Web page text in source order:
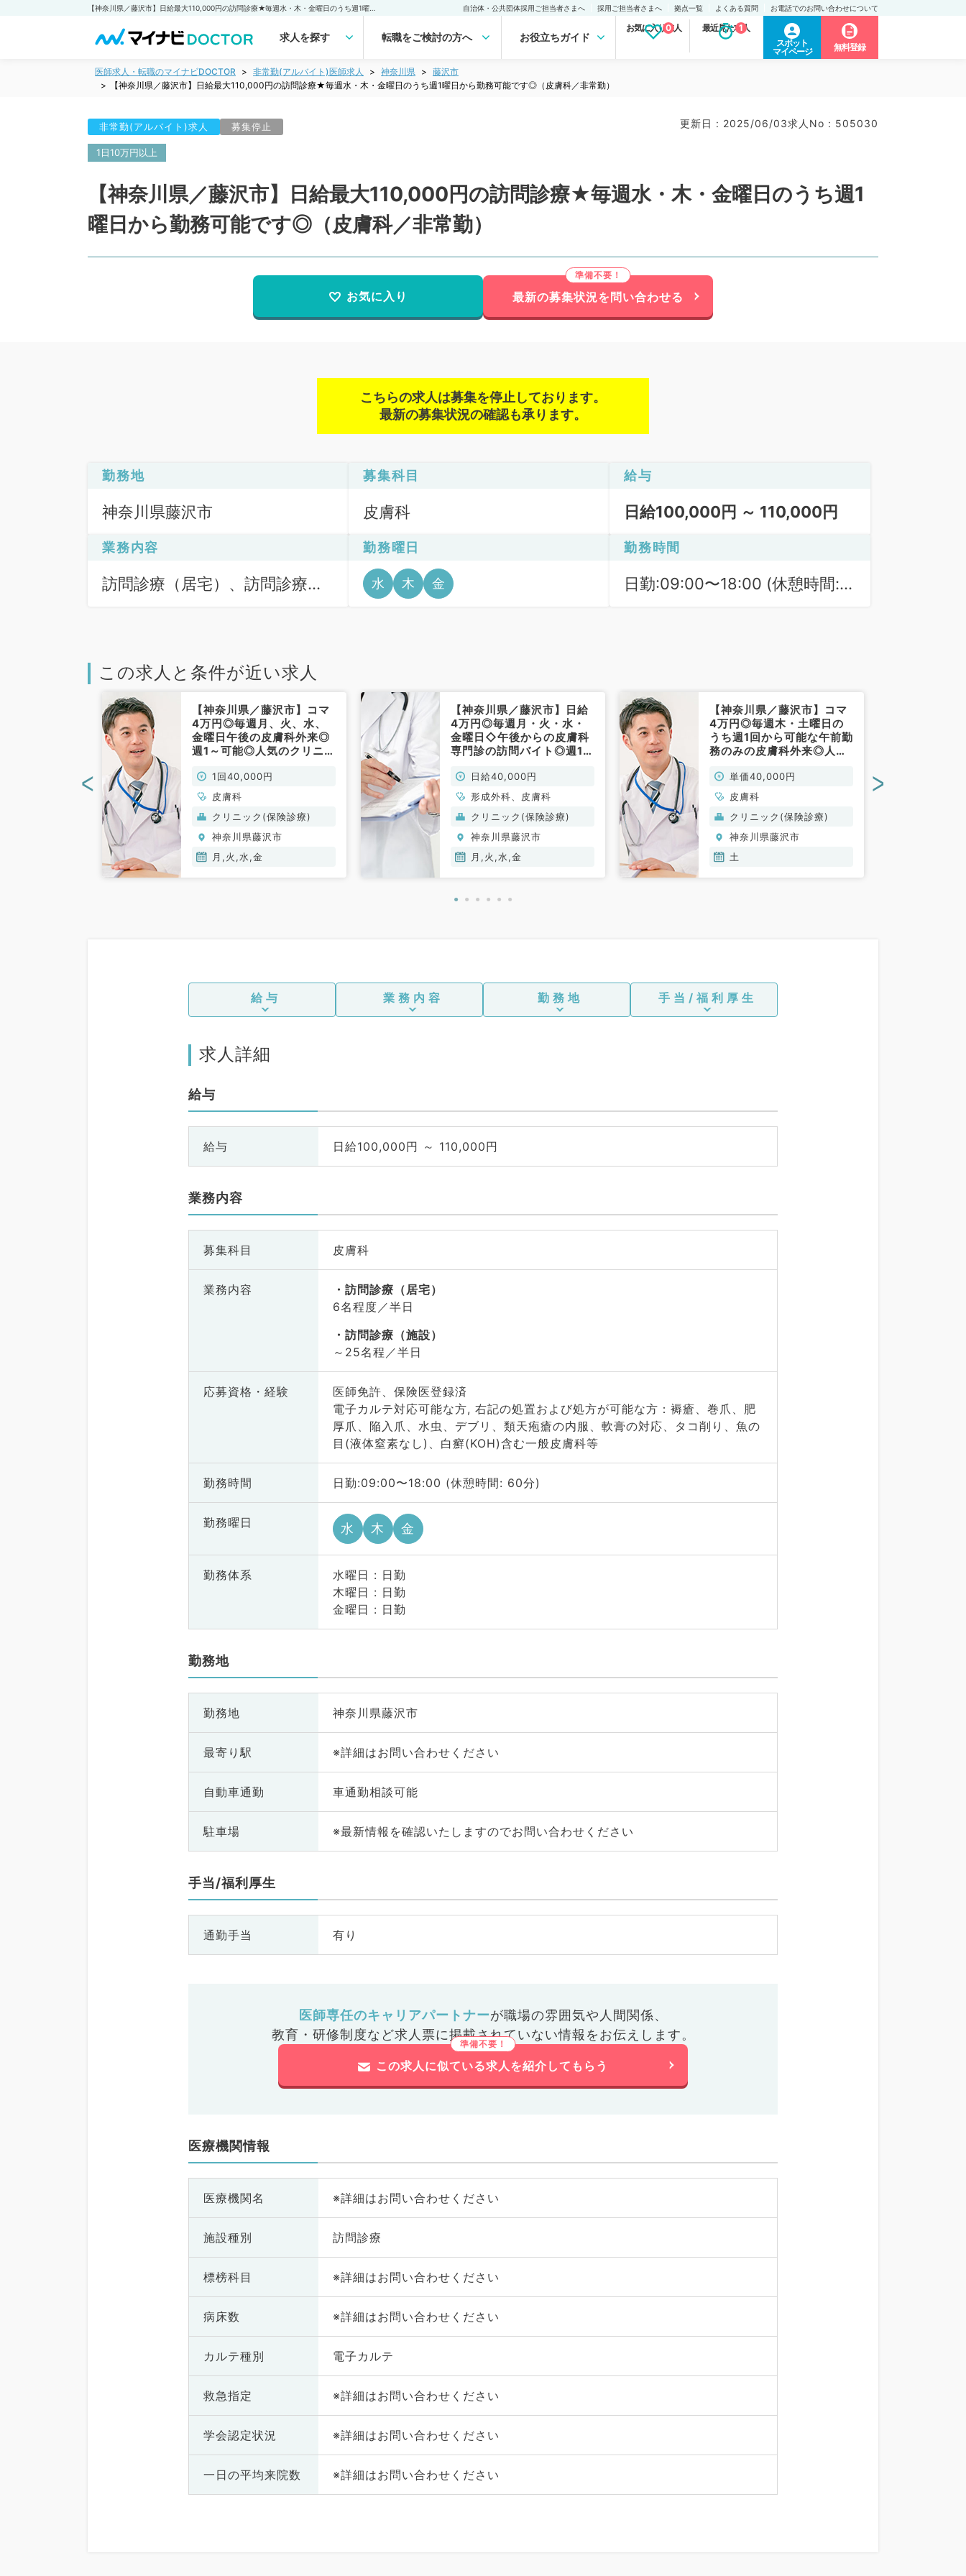
自治体・公共団体採用ご担当者さまへ 採用ご担当者さまへ 拠点一覧 よくある質問 お電話でのお問い合わせについて
求人を探す 転職をご検討の方へ お役立ちガイド
お気に入り求人
0 最近見た求人
1
スポット
マイページ
無料登録
医師求人・転職のマイナビDOCTOR 非常勤(アルバイト)医師求人 神奈川県
藤沢市
【神奈川県／藤沢市】日給最大110,000円の訪問診療★毎週水・木・金曜日のうち週1曜日から勤務可能です◎（皮膚科／非常勤）
非常勤(アルバイト)求人 募集停止 更新日 : 2025/06/03求人No : 505030
1日10万円以上
【神奈川県／藤沢市】日給最大110,000円の訪問診療★毎週水・木・金曜日のうち週1
曜日から勤務可能です◎（皮膚科／非常勤）
お気に入り 最新の募集状況を問い合わせる
こちらの求人は募集を停止しております。
最新の募集状況の確認も承ります。
勤務地
神奈川県藤沢市
募集科目
皮膚科
給与
日給100,000円 ～ 110,000円
業務内容
訪問診療（居宅）、訪問診療
勤務曜日
水 木 金
勤務時間
日勤:09:00〜18:00 (休憩時間:
この求人と条件が近い求人
【神奈川県／藤沢市】コマ
4万円◎毎週月、火、水、
金曜日午後の皮膚科外来◎
週1～可能◎人気のクリニッ
便利～（皮膚科／非常勤
1回40,000円
皮膚科
クリニック(保険診療)
神奈川県藤沢市
月,火,水,金
【神奈川県／藤沢市】日給
4万円◎毎週月・火・水・
金曜日◇午後からの皮膚科
専門診の訪問バイト◎週1～
の勤務～駅チカ・通勤便利
～（皮膚科・形成外科／非
常勤）
日給40,000円
形成外科、皮膚科
クリニック(保険診療)
神奈川県藤沢市
月,火,水,金
【神奈川県／藤沢市】コマ
4万円◎毎週木・土曜日の
うち週1回から可能な午前勤
務のみの皮膚科外来◎人気
チカ・通勤便利～（皮膚科
／非常勤）
単価40,000円
皮膚科
クリニック(保険診療)
神奈川県藤沢市
土
< >
給与 業務内容 勤務地 手当/福利厚生
求人詳細
給与
給与 日給100,000円 ～ 110,000円
業務内容
募集科目 皮膚科
業務内容
訪問診療（居宅）
6名程度／半日
訪問診療（施設）
～25名程／半日
応募資格・ 経験
医師免許、保険医登録済
電子カルテ対応可能な方, 右記の処置および処方が可能な方：褥瘡、巻爪、肥
厚爪、陥入爪、水虫、デブリ、類天疱瘡の内服、軟膏の対応、タコ削り、魚の
目(液体窒素なし)、白癬(KOH)含む一般皮膚科等
勤務時間 日勤:09:00〜18:00 (休憩時間: 60分)
勤務曜日 水 木 金
勤務体系
水曜日 : 日勤
木曜日 : 日勤
金曜日 : 日勤
勤務地
勤務地 神奈川県藤沢市
最寄り駅 ※詳細はお問い合わせください
自動車通勤 車通勤相談可能
駐車場 ※最新情報を確認いたしますのでお問い合わせください
手当/福利厚生
通勤手当 有り
医師専任のキャリアパートナーが職場の雰囲気や人間関係、
教育・研修制度など求人票に掲載されていない情報をお伝えします。
この求人に似ている求人を紹介してもらう
医療機関情報
医療機関名 ※詳細はお問い合わせください
施設種別 訪問診療
標榜科目 ※詳細はお問い合わせください
病床数 ※詳細はお問い合わせください
カルテ種別 電子カルテ
救急指定 ※詳細はお問い合わせください
学会認定状況 ※詳細はお問い合わせください
一日の平均来院数 ※詳細はお問い合わせください